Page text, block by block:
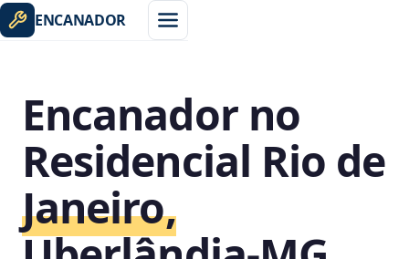
ENCANADOR
Encanador no
Residencial Rio de
Janeiro,